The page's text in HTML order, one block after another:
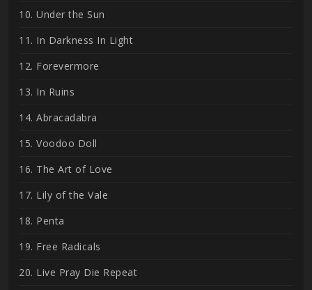
10. Under the Sun
11. In Darkness In Light
12. Forevermore
13. In Ruins
14. Abracadabra
15. Voodoo Doll
16. The Art of Love
17. Lily of the Vale
18. Penta
19. Free Radicals
20. Live Pray Die Repeat